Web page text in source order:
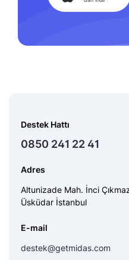
Destek Hattı
0850 241 22 41
Adres
Altunizade Mah. İnci
Üsküdar İstanbul
E-mail
destek@getmidas.com